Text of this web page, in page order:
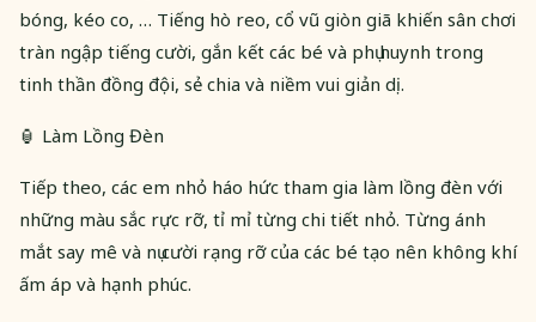
bóng, kéo co, … Tiếng hò reo, cổ vũ giòn giã khiến sân chơi
tràn ngập tiếng cười, gắn kết các bé và phụ huynh trong
tinh thần đồng đội, sẻ chia và niềm vui giản dị.
🏮 Làm Lồng Đèn
Tiếp theo, các em nhỏ háo hức tham gia làm lồng đèn với
những màu sắc rực rỡ, tỉ mỉ từng chi tiết nhỏ. Từng ánh
mắt say mê và nụ cười rạng rỡ của các bé tạo nên không khí
ấm áp và hạnh phúc.